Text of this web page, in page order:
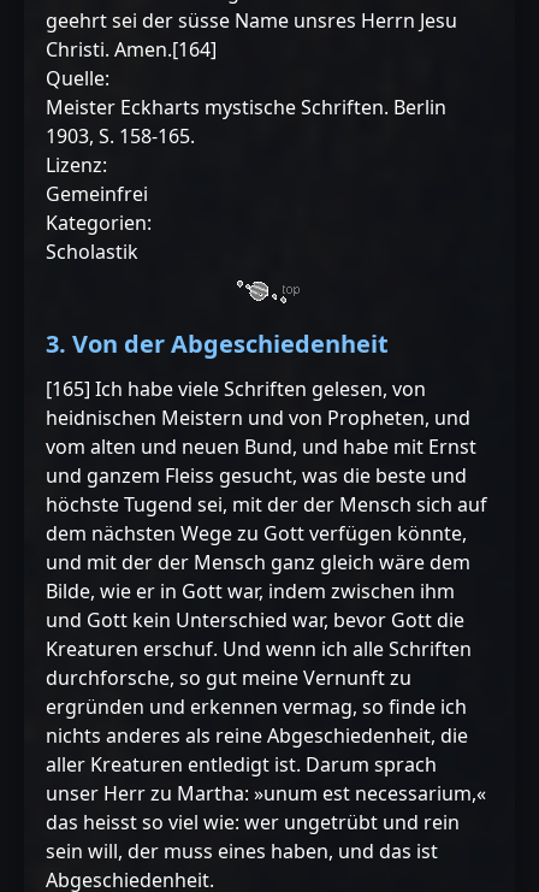
geehrt sei der süsse Name unsres Herrn Jesu
Christi. Amen.[164]
Quelle:
Meister Eckharts mystische Schriften. Berlin
1903, S. 158-165.
Lizenz:
Gemeinfrei
Kategorien:
Scholastik
3. Von der Abgeschiedenheit
[165] Ich habe viele Schriften gelesen, von
heidnischen Meistern und von Propheten, und
vom alten und neuen Bund, und habe mit Ernst
und ganzem Fleiss gesucht, was die beste und
höchste Tugend sei, mit der der Mensch sich auf
dem nächsten Wege zu Gott verfügen könnte,
und mit der der Mensch ganz gleich wäre dem
Bilde, wie er in Gott war, indem zwischen ihm
und Gott kein Unterschied war, bevor Gott die
Kreaturen erschuf. Und wenn ich alle Schriften
durchforsche, so gut meine Vernunft zu
ergründen und erkennen vermag, so finde ich
nichts anderes als reine Abgeschiedenheit, die
aller Kreaturen entledigt ist. Darum sprach
unser Herr zu Martha: »unum est necessarium,«
das heisst so viel wie: wer ungetrübt und rein
sein will, der muss eines haben, und das ist
Abgeschiedenheit.